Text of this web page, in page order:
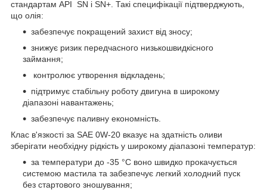
стандартам API SN і SN+. Такі специфікації підтверджують,
що олія:
забезпечує покращений захист від зносу;
знижує ризик передчасного низькошвидкісного
займання;
контролює утворення відкладень;
підтримує стабільну роботу двигуна в широкому
діапазоні навантажень;
забезпечує паливну економність.
Клас в'язкості за SAE 0W-20 вказує на здатність оливи
зберігати необхідну рідкість у широкому діапазоні температур:
за температури до -35 °C воно швидко прокачується
системою мастила та забезпечує легкий холодний пуск
без стартового зношування;